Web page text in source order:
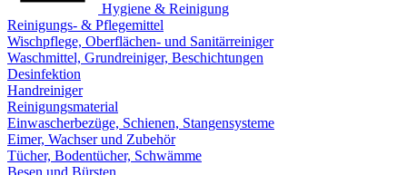
Hygiene & Reinigung
Reinigungs- & Pflegemittel
Wischpflege, Oberflächen- und Sanitärreiniger
Waschmittel, Grundreiniger, Beschichtungen
Desinfektion
Handreiniger
Reinigungsmaterial
Einwascherbezüge, Schienen, Stangensysteme
Eimer, Wachser und Zubehör
Tücher, Bodentücher, Schwämme